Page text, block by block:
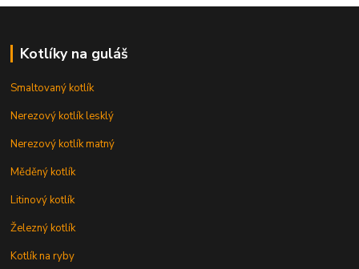
Kotlíky na guláš
Smaltovaný kotlík
Nerezový kotlík lesklý
Nerezový kotlík matný
Měděný kotlík
Litinový kotlík
Železný kotlík
Kotlík na ryby